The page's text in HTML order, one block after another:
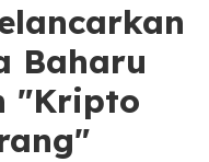
Baharu
"Kripto